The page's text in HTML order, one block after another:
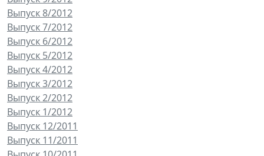
Выпуск 8/2012
Выпуск 7/2012
Выпуск 6/2012
Выпуск 5/2012
Выпуск 4/2012
Выпуск 3/2012
Выпуск 2/2012
Выпуск 1/2012
Выпуск 12/2011
Выпуск 11/2011